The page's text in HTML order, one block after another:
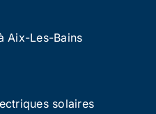
Aix-Les-Bains
solaires